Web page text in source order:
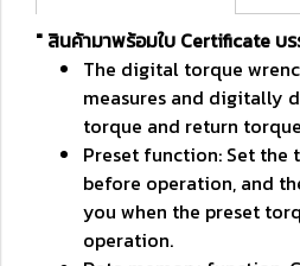
" สินค้ามาพร้อมใบ Certificate บ
The digital torque
measures and digitally
torque and return
Preset function: Set
before operation, and
you when the preset
operation.